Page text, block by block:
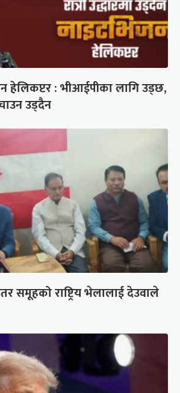
हेलिकप्टर : भीआईपीका लागि उड्छ,
उड्दैन
समूहको राष्ट्रिय भेलालाई देउवाले